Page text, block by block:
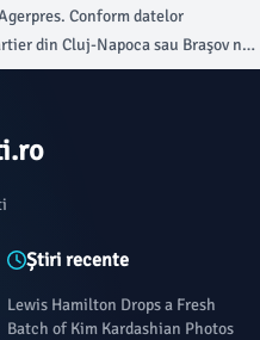
Conform datelor
din Cluj-Napoca sau Braşov nu
marile centre economice ale
sunt listate la vânzare cu un
nivel care se înregistra în
Știri recente
Lewis Hamilton Drops a Fresh
Batch of Kim Kardashian Photos